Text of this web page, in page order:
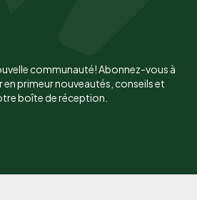
communauté! Abonnez-vous à
primeur nouveautés, conseils et
boîte de réception.